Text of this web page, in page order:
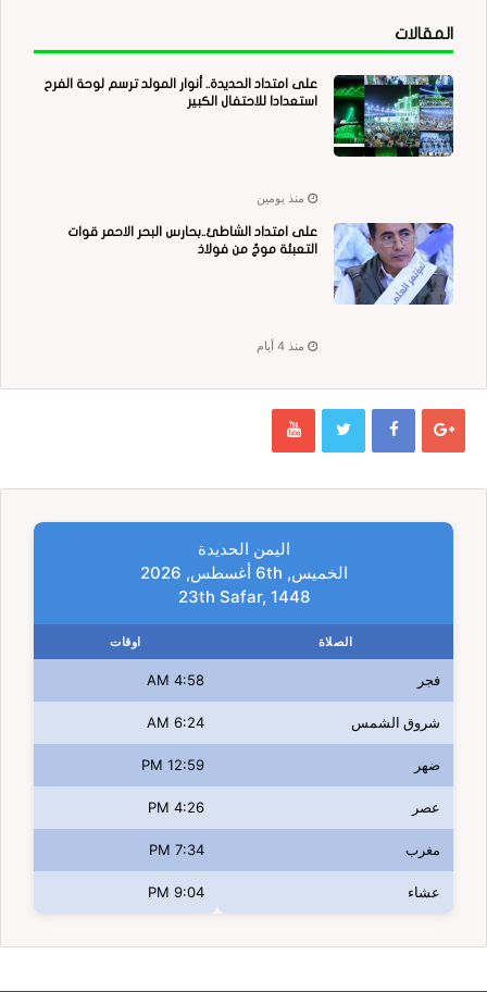
المقالات
على امتداد الحديدة.. أنوار المولد ترسم لوحة الفرح
استعدادا للاحتفال الكبير
منذ يومين
على امتداد الشاطئ..بحارس البحر الاحمر قوات
التعبئة موجٌ من فولاذ
منذ 4 أيام
اليمن الحديدة
الخميس, 6th أغسطس, 2026
23th Safar, 1448
الصلاة اوقات
فجر 4:58 AM
شروق الشمس 6:24 AM
ضهر 12:59 PM
عصر 4:26 PM
مغرب 7:34 PM
عشاء 9:04 PM